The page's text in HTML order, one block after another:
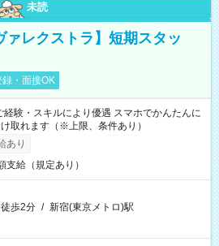
未読
ァレクストラ】短期スタッ
録・面接OK
験・スキルにより優遇 スマホでかんたんに
取れます（※上限、条件あり）
あり
支給（規定あり）
歩2分 / 新宿(東京メトロ)駅